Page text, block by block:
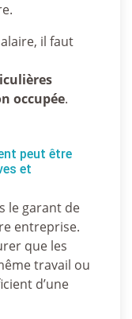
il faut
occupée.
peut être
et
le garant de
entreprise.
que les
travail ou
d’une